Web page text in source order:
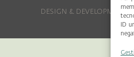
ID
DESIGN & DEVELOPMENT